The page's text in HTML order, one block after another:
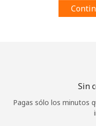
Al abrir una cuenta en
Sin
Pagas sólo los minutos